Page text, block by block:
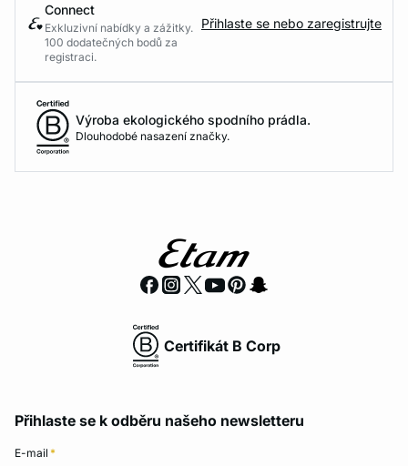
Connect
Exkluzivní nabídky a zážitky.
100 dodatečných bodů za
registraci.
Přihlaste se nebo zaregistrujte
Výroba ekologického spodního prádla.
Dlouhodobé nasazení značky.
Certifikát B Corp
Přihlaste se k odběru našeho newsletteru
E-mail *